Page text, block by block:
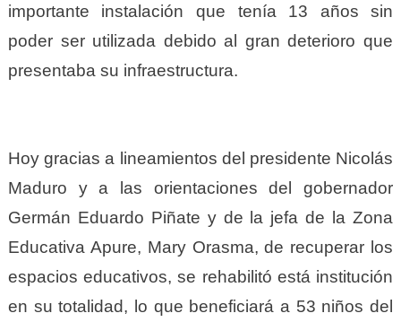
importante instalación que tenía 13 años sin
poder ser utilizada debido al gran deterioro que
presentaba su infraestructura.
Hoy gracias a lineamientos del presidente Nicolás
Maduro y a las orientaciones del gobernador
Germán Eduardo Piñate y de la jefa de la Zona
Educativa Apure, Mary Orasma, de recuperar los
espacios educativos, se rehabilitó está institución
en su totalidad, lo que beneficiará a 53 niños del